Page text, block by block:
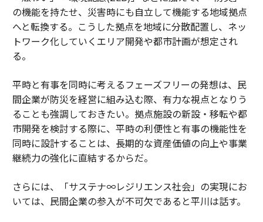
の機能を持たせ、災害時にも自立して機能する地域拠点
へと転換する。こうした拠点を地域に分散配置し、ネッ
トワーク化していくエリア開発や都市計画が想定され
る。
平時と有事を同時に考えるフェーズフリーの発想は、民
間企業が防災を経営に組み込む際、有力な視点となりう
ることも強調しておきたい。拠点施設の新設・移転や都
市開発を検討する際に、平時の利便性と有事の機能性を
同時に設計することは、長期的な資産価値の向上や事業
継続力の強化に直結するからだ。
さらには、「サステナ∞レジリエンス社会」の実現にお
いては、民間企業の参入が不可欠であると平川は話す。